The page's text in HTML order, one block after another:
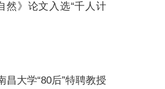
然》论文入选“千人计
大学“80后”特聘教授